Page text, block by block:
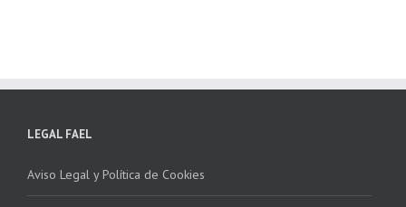
LEGAL FAEL
Aviso Legal y Política de Cookies